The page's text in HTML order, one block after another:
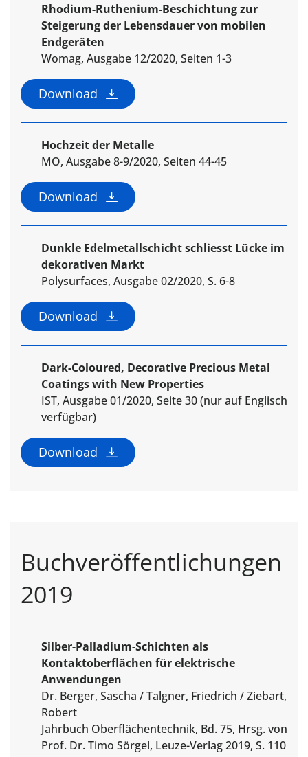
Rhodium-Ruthenium-Beschichtung zur
Steigerung der Lebensdauer von mobilen
Endgeräten
Womag, Ausgabe 12/2020, Seiten 1-3
Download
Hochzeit der Metalle
MO, Ausgabe 8-9/2020, Seiten 44-45
Download
Dunkle Edelmetallschicht schliesst Lücke im
dekorativen Markt
Polysurfaces, Ausgabe 02/2020, S. 6-8
Download
Dark-Coloured, Decorative Precious Metal
Coatings with New Properties
IST, Ausgabe 01/2020, Seite 30 (nur auf Englisch
verfügbar)
Download
Buchveröffentlichungen
2019
Silber-Palladium-Schichten als
Kontaktoberflächen für elektrische
Anwendungen
Dr. Berger, Sascha / Talgner, Friedrich / Ziebart,
Robert
Jahrbuch Oberflächentechnik, Bd. 75, Hrsg. von
Prof. Dr. Timo Sörgel, Leuze-Verlag 2019, S. 110